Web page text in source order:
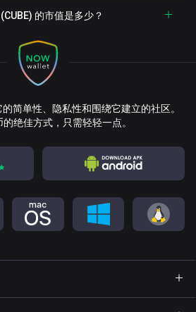
的市值是多少？
简单性、隐私性和围绕它建立的社区。
绝佳方式，只需轻轻一点。